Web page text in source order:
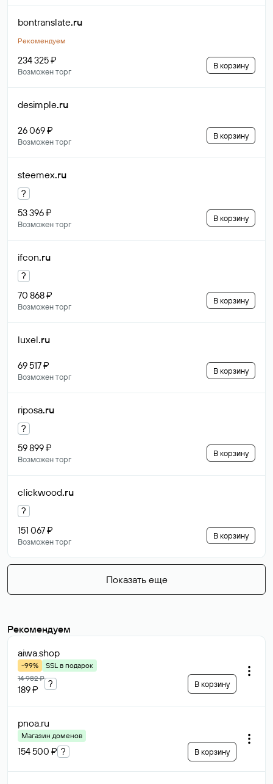
bontranslate.ru
Рекомендуем
234 325 ₽
Возможен торг
В корзину
desimple.ru
26 069 ₽
Возможен торг
В корзину
steemex.ru
?
53 396 ₽
Возможен торг
В корзину
ifcon.ru
?
70 868 ₽
Возможен торг
В корзину
luxel.ru
69 517 ₽
Возможен торг
В корзину
riposa.ru
?
59 899 ₽
Возможен торг
В корзину
clickwood.ru
?
151 067 ₽
Возможен торг
В корзину
Показать еще
Рекомендуем
aiwa.shop
-99%
SSL в подарок
14 982 ₽
189 ₽
? В корзину
pnoa.ru
Магазин доменов
154 500 ₽ ? В корзину